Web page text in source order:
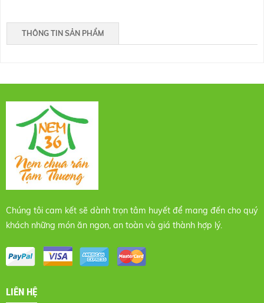
THÔNG TIN SẢN PHẨM
Chúng tôi cam kết sẽ dành trọn tâm huyết để mang đến cho quý
khách những món ăn ngon, an toàn và giá thành hợp lý.
LIÊN HỆ